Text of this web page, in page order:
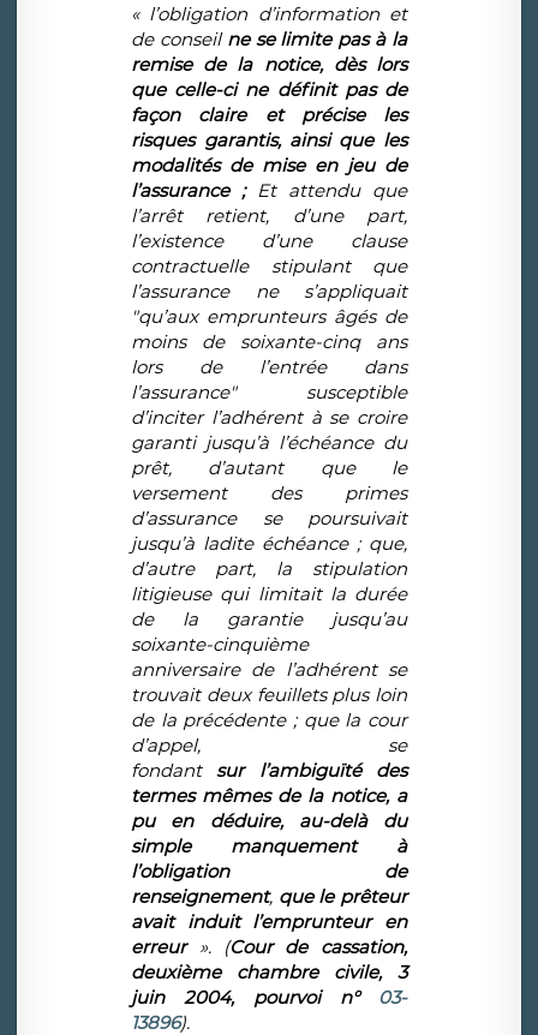
« l’obligation d’information et
de conseil ne se limite pas à la
remise de la notice, dès lors
que celle-ci ne définit pas de
façon claire et précise les
risques garantis, ainsi que les
modalités de mise en jeu de
l’assurance ;Et attendu que
l’arrêt retient, d’une part,
l’existence d’une clause
contractuelle stipulant que
l’assurance ne s’appliquait
"qu’aux emprunteurs âgés de
moins de soixante-cinq ans
lors de l’entrée dans
l’assurance" susceptible
d’inciter l’adhérent à se croire
garanti jusqu’à l’échéance du
prêt, d’autant que le
versement des primes
d’assurance se poursuivait
jusqu’à ladite échéance ; que,
d’autre part, la stipulation
litigieuse qui limitait la durée
de la garantie jusqu’au
soixante-cinquième
anniversaire de l’adhérent se
trouvait deux feuillets plus loin
de la précédente ; que la cour
d’appel, se
fondantsur l’ambiguïté des
termes mêmes de la notice, a
pu en déduire, au-delà du
simple manquement à
l’obligation de
renseignement, que le prêteur
avait induit l’emprunteur en
erreur». (Cour de cassation,
deuxième chambre civile, 3
juin 2004, pourvoi n° 03-
13896).